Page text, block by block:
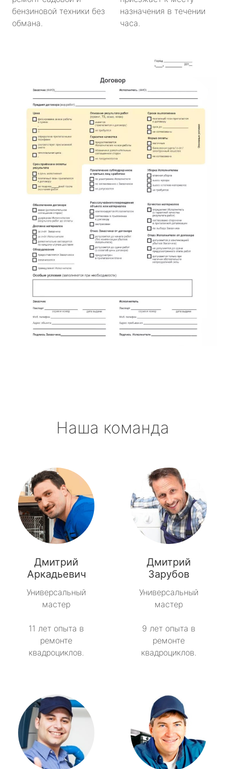
бензиновой техники без
обмана.
назначения в течении
часа.
Наша команда
Дмитрий
Аркадьевич
Универсальный
мастер
11 лет опыта в
ремонте
квадроциклов.
Дмитрий
Зарубов
Универсальный
мастер
9 лет опыта в
ремонте
квадроциклов.